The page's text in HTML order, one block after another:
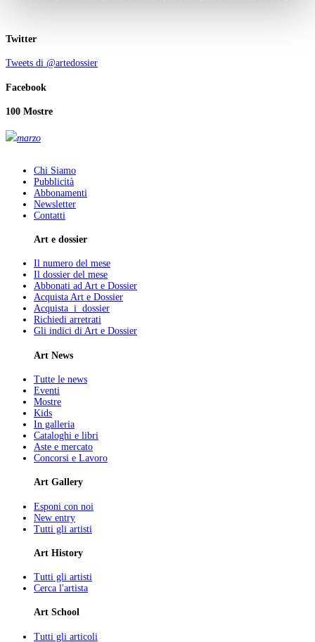
Twitter
Tweets di @artedossier
Facebook
100 Mostre
marzo
Chi Siamo
Pubblicità
Abbonamenti
Newsletter
Contatti
Art e dossier
Il numero del mese
Il dossier del mese
Abbonati ad Art e Dossier
Acquista Art e Dossier
Acquista i dossier
Richiedi arretrati
Gli indici di Art e Dossier
Art News
Tutte le news
Eventi
Mostre
Kids
In galleria
Cataloghi e libri
Aste e mercato
Concorsi e Lavoro
Art Gallery
Esponi con noi
New entry
Tutti gli artisti
Art History
Tutti gli artisti
Cerca l'artista
Art School
Tutti gli articoli